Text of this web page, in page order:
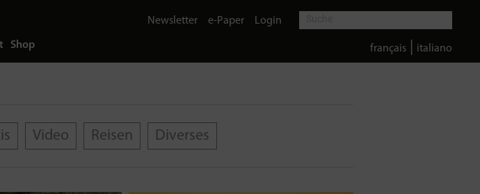
Shop
Newsletter e-Paper Login
français italiano
Video Reisen Diverses